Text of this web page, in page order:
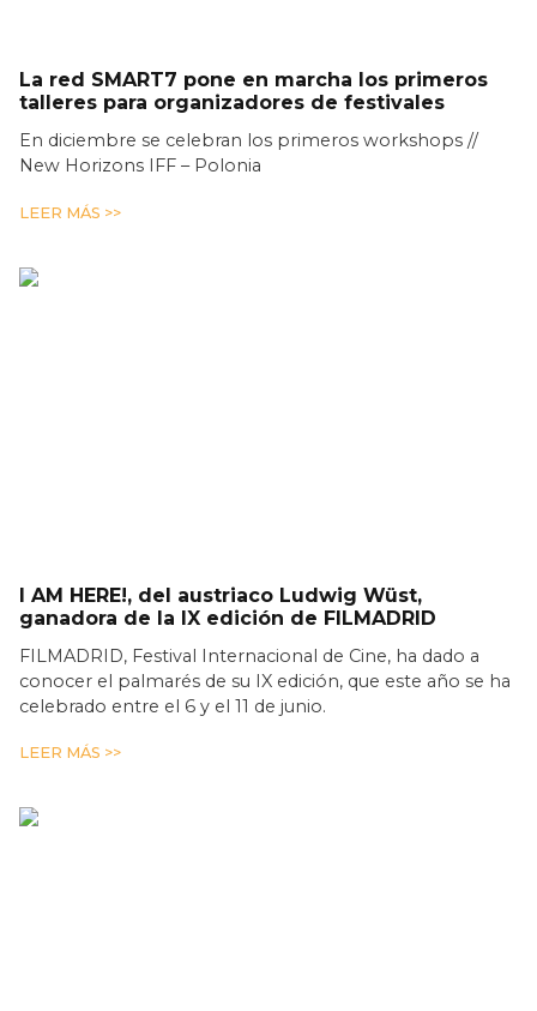
La red SMART7 pone en marcha los primeros
talleres para organizadores de festivales
En diciembre se celebran los primeros workshops //
New Horizons IFF – Polonia
LEER MÁS >>
I AM HERE!, del austriaco Ludwig Wüst,
ganadora de la IX edición de FILMADRID
FILMADRID, Festival Internacional de Cine, ha dado a
conocer el palmarés de su IX edición, que este año se ha
celebrado entre el 6 y el 11 de junio.
LEER MÁS >>